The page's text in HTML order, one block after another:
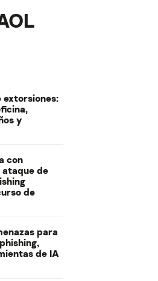
extorsiones:
y
con
de
de
para
de IA